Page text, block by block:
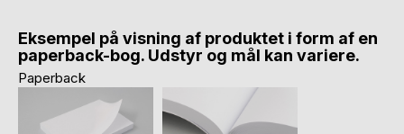
Eksempel på visning af produktet i form af en
paperback-bog. Udstyr og mål kan variere.
Paperback